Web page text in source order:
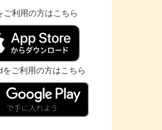
ご利用の方はこちら
をご利用の方はこちら